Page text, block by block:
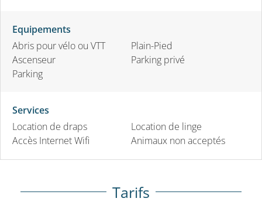
Equipements
Abris pour vélo ou VTT
Ascenseur
Parking
Plain-Pied
Parking privé
Services
Location de draps
Accès Internet Wifi
Location de linge
Animaux non acceptés
Tarifs